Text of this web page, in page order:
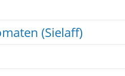
(Sielaff)